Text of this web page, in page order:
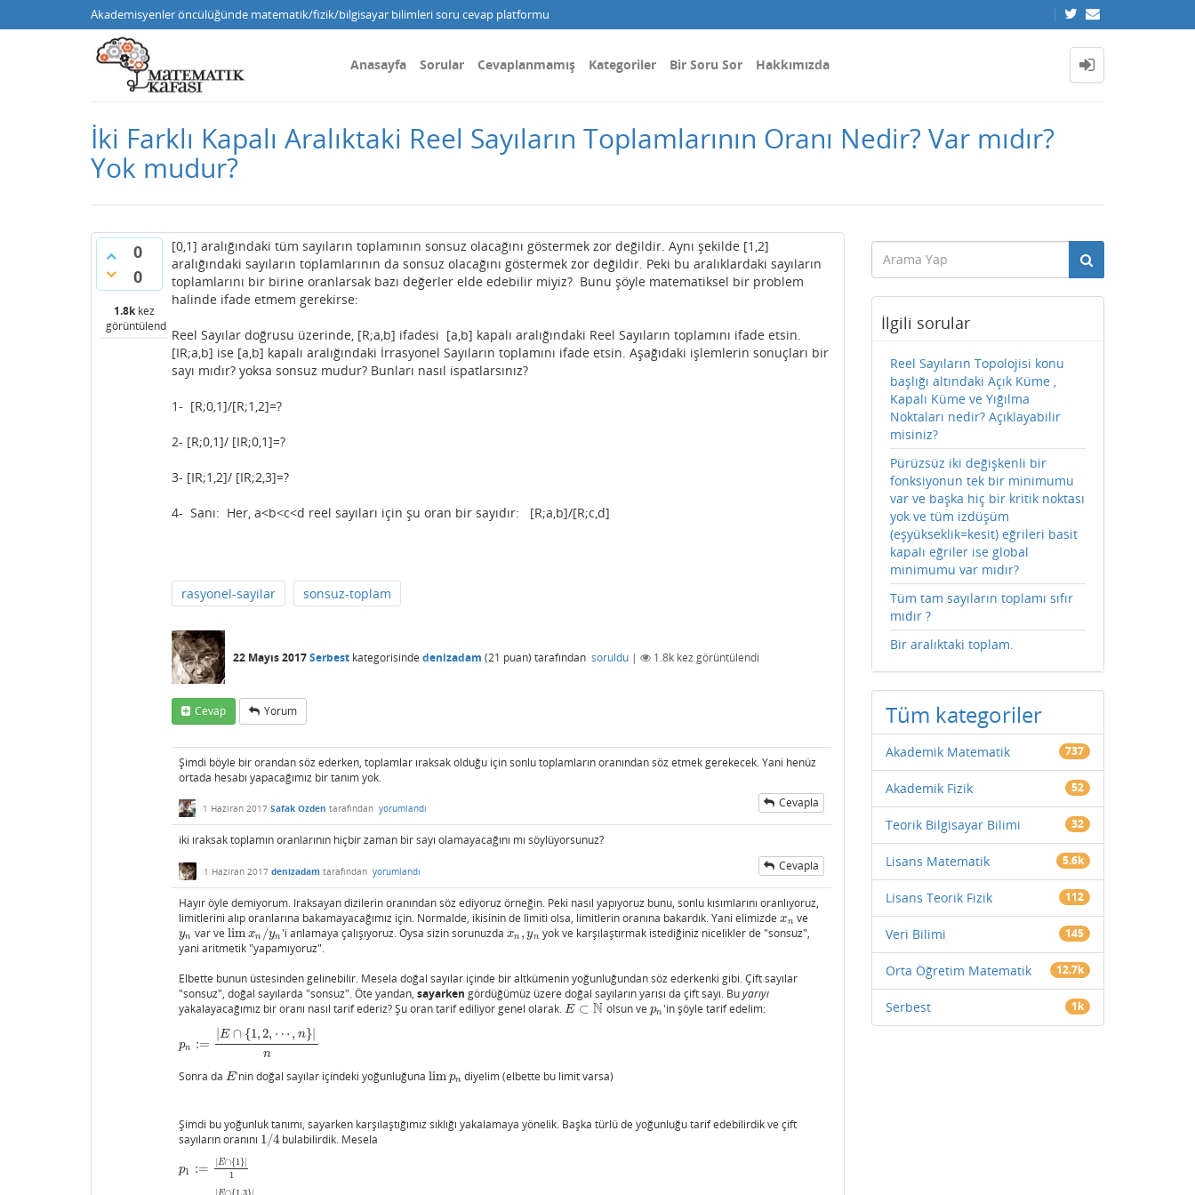
Akademisyenler öncülüğünde matematik/fizik/bilgisayar bilimleri soru cevap platformu
Anasayfa Sorular Cevaplanmamış Kategoriler Bir Soru Sor Hakkımızda
İki Farklı Kapalı Aralıktaki Reel Sayıların Toplamlarının Oranı Nedir? Var mıdır?
Yok mudur?
0
0
1.8kkez
görüntülendi
[0,1] aralığındaki tüm sayıların toplamının sonsuz olacağını göstermek zor değildir. Aynı şekilde [1,2]
aralığındaki sayıların toplamlarının da sonsuz olacağını göstermek zor değildir. Peki bu aralıklardaki sayıların
toplamlarını bir birine oranlarsak bazı değerler elde edebilir miyiz? Bunu şöyle matematiksel bir problem
halinde ifade etmem gerekirse:
Reel Sayılar doğrusu üzerinde, [R;a,b] ifadesi [a,b] kapalı aralığındaki Reel Sayıların toplamını ifade etsin.
[IR;a,b] ise [a,b] kapalı aralığındaki İrrasyonel Sayıların toplamını ifade etsin. Aşağıdaki işlemlerin sonuçları bir
sayı mıdır? yoksa sonsuz mudur? Bunları nasıl ispatlarsınız?
1- [R;0,1]/[R;1,2]=?
2- [R;0,1]/ [IR;0,1]=?
3- [IR;1,2]/ [IR;2,3]=?
4- Sanı: Her, a<b<c<d reel sayıları için şu oran bir sayıdır: [R;a,b]/[R;c,d]
rasyonel-sayilar sonsuz-toplam
22 Mayıs 2017Serbest kategorisinde denizadam (21 puan) tarafından soruldu | 1.8k kez görüntülendi
Cevap Yorum
Şimdi böyle bir orandan söz ederken, toplamlar ıraksak olduğu için sonlu toplamların oranından söz etmek gerekecek. Yani henüz
ortada hesabı yapacağımız bir tanım yok.
1 Haziran 2017 Safak Ozden tarafından yorumlandı Cevapla
iki ıraksak toplamın oranlarının hiçbir zaman bir sayı olamayacağını mı söylüyorsunuz?
1 Haziran 2017 denizadam tarafından yorumlandı Cevapla
Hayır öyle demiyorum. Iraksayan dizilerin oranından söz ediyoruz örneğin. Peki nasıl yapıyoruz bunu, sonlu kısımlarını oranlıyoruz,
limitlerini alıp oranlarına bakamayacağımız için. Normalde, ikisinin de limiti olsa, limitlerin oranına bakardık. Yani elimizde xn
xn ve
yn
yn var velimxn /yn
limxn/yn 'i anlamaya çalışıyoruz. Oysa sizin sorunuzda xn , yn
xn,yn
yok ve karşılaştırmak istediğiniz nicelikler de "sonsuz",
yani aritmetik "yapamıyoruz".
Elbette bunun üstesinden gelinebilir. Mesela doğal sayılar içinde bir altkümenin yoğunluğundan söz ederkenki gibi. Çift sayılar
"sonsuz", doğal sayılarda "sonsuz". Öte yandan, sayarken gördüğümüz üzere doğal sayıların yarısı da çift sayı. Buyarıyı
yakalayacağımız bir oranı nasıl tarif ederiz? Şu oran tarif ediliyor genel olarak. E ⊂ N
E⊂ N olsun ve pn
pn'in şöyle tarif edelim:
pn :=
E ∩ {1,2, ⋯ , n}|
n
pn :=|E∩{1,2,⋯,n}|n
Sonra da E
E 'nin doğal sayılar içindeki yoğunluğunalimpn
limpn diyelim (elbette bu limit varsa)
Şimdi bu yoğunluk tanımı, sayarken karşılaştığımız sıklığı yakalamaya yönelik. Başka türlü de yoğunluğu tarif edebilirdik ve çift
sayıların oranını 1/4
1/4 bulabilirdik. Mesela
p1 := E∩{1}|
1
p1 :=|E ∩{1}|1
E
İlgili sorular
Reel Sayıların Topolojisi konu
başlığı altındaki Açık Küme ,
Kapalı Küme ve Yığılma
Noktaları nedir? Açıklayabilir
misiniz?
Pürüzsüz iki değişkenli bir
fonksiyonun tek bir minimumu
var ve başka hiç bir kritik noktası
yok ve tüm izdüşüm
(eşyükseklik=kesit) eğrileri basit
kapalı eğriler ise global
minimumu var mıdır?
Tüm tam sayıların toplamı sıfır
mıdır ?
Bir aralıktaki toplam.
Tüm kategoriler
Akademik Matematik 737
Akademik Fizik 52
Teorik Bilgisayar Bilimi 32
Lisans Matematik 5.6k
Lisans Teorik Fizik 112
Veri Bilimi 145
Orta Öğretim Matematik 12.7k
Serbest 1k